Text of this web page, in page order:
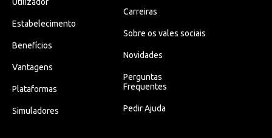
Estabelecimento
Benefícios
Vantagens
Plataformas
Simuladores
Carreiras
Sobre os vales sociais
Novidades
Perguntas
Frequentes
Pedir Ajuda